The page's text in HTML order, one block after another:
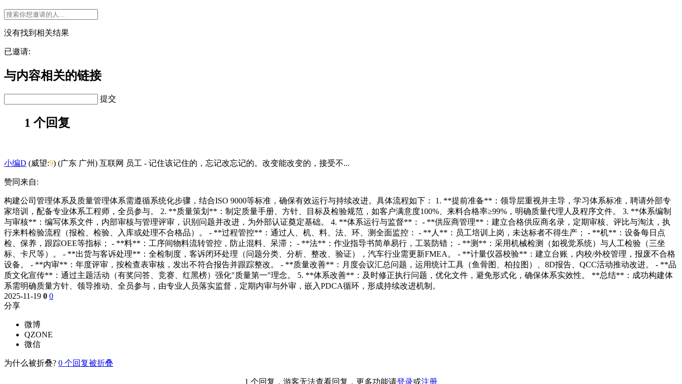
没有找到相关结果
已邀请:
与内容相关的链接
提交
1 个回复
小编D (威望:9) (广东 广州) 互联网 员工 - 记住该记住的，忘记改忘记的。改变能改变的，接受不...
赞同来自:
构建公司管理体系及质量管理体系需遵循系统化步骤，结合ISO 9000等标准，确保有效运行与持续改进。具体流程如下： 1. **提前准备**：领导层重视并主导，学习体系标准，聘请外部专
家培训，配备专业体系工程师，全员参与。 2. **质量策划**：制定质量手册、方针、目标及检验规范，如客户满意度100%、来料合格率≥99%，明确质量代理人及程序文件。 3. **体系编制
与审核**：编写体系文件，内部审核与管理评审，识别问题并改进，为外部认证奠定基础。 4. **体系运行与监督**： - **供应商管理**：建立合格供应商名录，定期审核、评比与淘汰，执
行来料检验流程（报检、检验、入库或处理不合格品）。 - **过程管控**：通过人、机、料、法、环、测全面监控： - **人**：员工培训上岗，未达标者不得生产； - **机**：设备每日点
检、保养，跟踪OEE等指标； - **料**：工序间物料流转管控，防止混料、呆滞； - **法**：作业指导书简单易行，工装防错； - **测**：采用机械检测（如视觉系统）与人工检验（三坐
标、卡尺等）。 - **出货与客诉处理**：全检制度，客诉闭环处理（问题分类、分析、整改、验证），汽车行业需更新FMEA。 - **计量仪器校验**：建立台账，内校/外校管理，报废不合格
设备。 - **内审**：年度评审，按检查表审核，发出不符合报告并跟踪整改。 - **质量改善**：月度会议汇总问题，运用统计工具（鱼骨图、柏拉图）、8D报告、QCC活动推动改进。 - **品
质文化宣传**：通过主题活动（有奖问答、竞赛、红黑榜）强化"质量第一"理念。 5. **体系改善**：及时修正执行问题，优化文件，避免形式化，确保体系实效性。 **总结**：成功构建体
系需明确质量方针、领导推动、全员参与，由专业人员落实监督，定期内审与外审，嵌入PDCA循环，形成持续改进机制。
2025-11-19 0 0
分享
微博
QZONE
微信
为什么被折叠? 0 个回复被折叠
1 个回复，游客无法查看回复，更多功能请登录或注册